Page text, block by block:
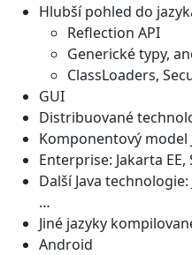
Hlubší pohled do
Reflection API
Generické typy,
ClassLoaders,
GUI
Distribuované
Komponentový model
Enterprise: Jakarta EE,
Další Java technologie:
…
Jiné jazyky
Android